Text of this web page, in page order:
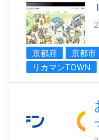
京都府 京都市
リカマンTOWN